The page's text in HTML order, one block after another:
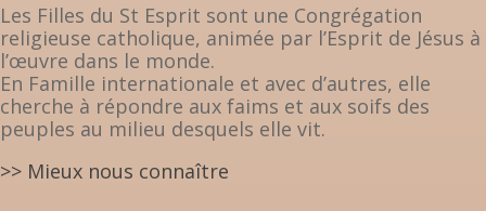
Les Filles du St Esprit sont une Congrégation
religieuse catholique, animée par l’Esprit de Jésus à
l’œuvre dans le monde.
En Famille internationale et avec d’autres, elle
cherche à répondre aux faims et aux soifs des
peuples au milieu desquels elle vit.
>> Mieux nous connaître